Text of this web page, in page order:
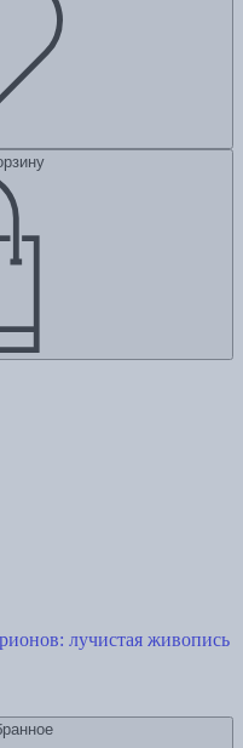
лучистая живопись